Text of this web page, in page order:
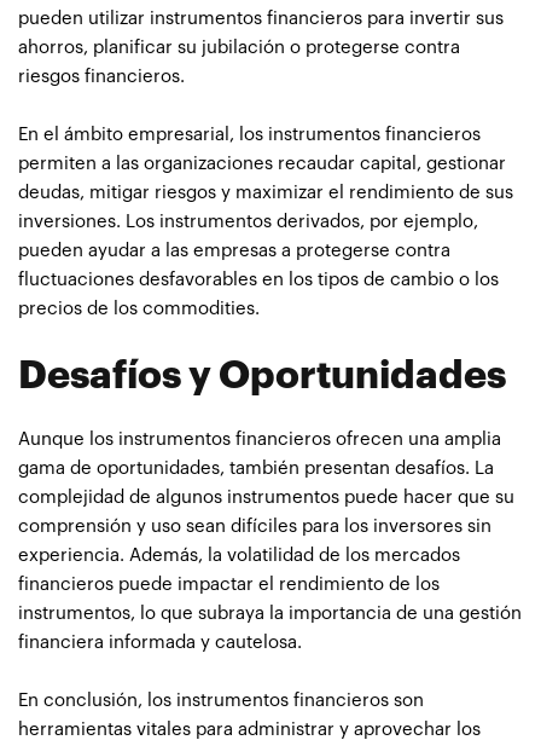
pueden utilizar instrumentos financieros para invertir sus
ahorros, planificar su jubilación o protegerse contra
riesgos financieros.
En el ámbito empresarial, los instrumentos financieros
permiten a las organizaciones recaudar capital, gestionar
deudas, mitigar riesgos y maximizar el rendimiento de sus
inversiones. Los instrumentos derivados, por ejemplo,
pueden ayudar a las empresas a protegerse contra
fluctuaciones desfavorables en los tipos de cambio o los
precios de los commodities.
Desafíos y Oportunidades
Aunque los instrumentos financieros ofrecen una amplia
gama de oportunidades, también presentan desafíos. La
complejidad de algunos instrumentos puede hacer que su
comprensión y uso sean difíciles para los inversores sin
experiencia. Además, la volatilidad de los mercados
financieros puede impactar el rendimiento de los
instrumentos, lo que subraya la importancia de una gestión
financiera informada y cautelosa.
En conclusión, los instrumentos financieros son
herramientas vitales para administrar y aprovechar los